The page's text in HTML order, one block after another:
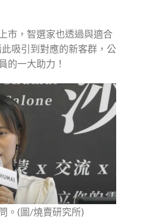
市，智選家也透過與適合
吸引到對應的新客群，公
的一大助力！
。(圖/燒賣研究所)